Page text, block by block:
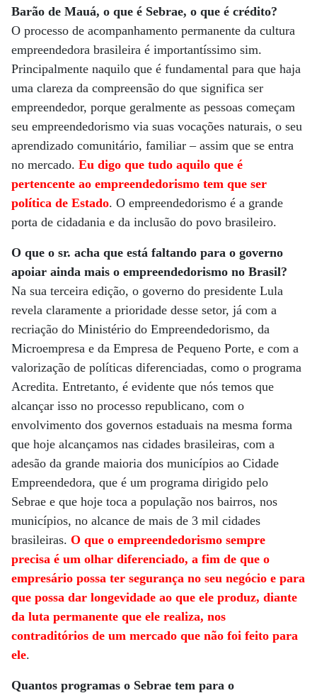
Barão de Mauá, o que é Sebrae, o que é crédito?
O processo de acompanhamento permanente da cultura
empreendedora brasileira é importantíssimo sim.
Principalmente naquilo que é fundamental para que haja
uma clareza da compreensão do que significa ser
empreendedor, porque geralmente as pessoas começam
seu empreendedorismo via suas vocações naturais, o seu
aprendizado comunitário, familiar – assim que se entra
no mercado. Eu digo que tudo aquilo que é
pertencente ao empreendedorismo tem que ser
política de Estado. O empreendedorismo é a grande
porta de cidadania e da inclusão do povo brasileiro.
O que o sr. acha que está faltando para o governo
apoiar ainda mais o empreendedorismo no Brasil?
Na sua terceira edição, o governo do presidente Lula
revela claramente a prioridade desse setor, já com a
recriação do Ministério do Empreendedorismo, da
Microempresa e da Empresa de Pequeno Porte, e com a
valorização de políticas diferenciadas, como o programa
Acredita. Entretanto, é evidente que nós temos que
alcançar isso no processo republicano, com o
envolvimento dos governos estaduais na mesma forma
que hoje alcançamos nas cidades brasileiras, com a
adesão da grande maioria dos municípios ao Cidade
Empreendedora, que é um programa dirigido pelo
Sebrae e que hoje toca a população nos bairros, nos
municípios, no alcance de mais de 3 mil cidades
brasileiras. O que o empreendedorismo sempre
precisa é um olhar diferenciado, a fim de que o
empresário possa ter segurança no seu negócio e para
que possa dar longevidade ao que ele produz, diante
da luta permanente que ele realiza, nos
contraditórios de um mercado que não foi feito para
ele.
Quantos programas o Sebrae tem para o